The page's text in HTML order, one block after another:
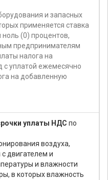
и запасных
применяется ставка
(0) процентов,
предпринимателям
налога на
с уплатой ежемесячно
на добавленную
уплаты НДС по
воздуха,
двигателем и
и влажности
в которых влажность